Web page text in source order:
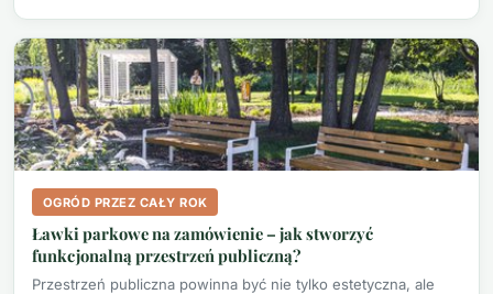
OGRÓD PRZEZ CAŁY ROK
Ławki parkowe na zamówienie – jak stworzyć
funkcjonalną przestrzeń publiczną?
Przestrzeń publiczna powinna być nie tylko estetyczna, ale